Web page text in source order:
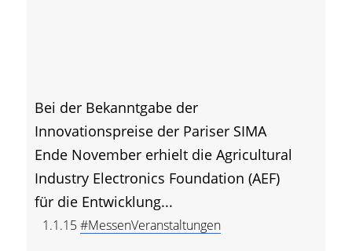
Bei der Bekanntgabe der
Innovationspreise der Pariser SIMA
Ende November erhielt die Agricultural
Industry Electronics Foundation (AEF)
für die Entwicklung...
1.1.15#MessenVeranstaltungen